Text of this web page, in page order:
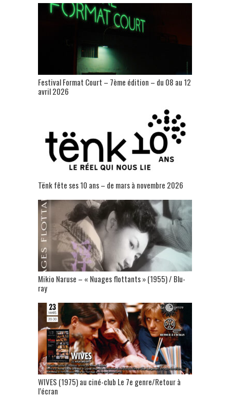
Festival Format Court – 7ème édition – du 08 au 12
avril 2026
Tënk fête ses 10 ans – de mars à novembre 2026
Mikio Naruse – « Nuages flottants » (1955) / Blu-
ray
WIVES (1975) au ciné-club Le 7e genre/Retour à
l’écran